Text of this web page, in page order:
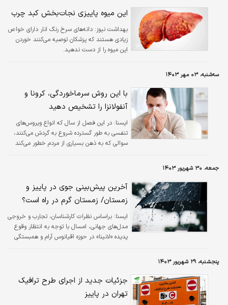
این میوه پاییزی نجات‌بخش کبد چرب
بهداشت نیوز: دانه‌های سرخ رنگ انار دارای خواص
زیادی هستند که پزشکان توصیه می‌کنند خوردن
این میوه را از دست ندهید.
سه‌شنبه، ۰۳ مهر ۱۴۰۳
با این روش سرماخوردگی، کرونا و
آنفولانزا را تشخیص دهید
ايسنا: در این فصل از سال که انواع ویروس‌های
تنفسی به طور گسترده شروع به گردش می‌کنند،
سوالی که به ذهن بسیاری از مردم خطور می‌کند
جمعه، ۳۰ شهریور ۱۴۰۳
آخرین پیش‌بینی جوی در پاییز و
زمستان/ زمستان گرم در راه است؟
ایسنا: براساس نظرات کارشناسان، تجارب و خروجی
مدل‌های جهانی، امسال با توجه به انتظار وقوع
پدیده «لانینا» در حوزه اقیانوس آرام و همبستگی
چین انتطار می رود.
پنجشنبه، ۲۹ شهریور ۱۴۰۳
جزئیات جدید از اجرای طرح ترافیک
تهران در پاییز